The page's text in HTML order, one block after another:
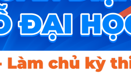
Về chúng tôi
Liên hệ
Điều khoản dịch vụ
Chính sách bảo mật